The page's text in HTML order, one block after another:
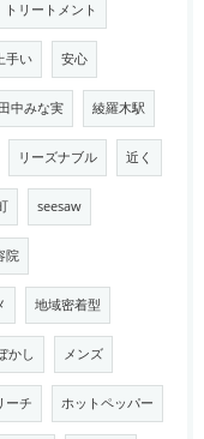
トリートメント
手い 安心
田中みな実 綾羅木駅
リーズナブル 近く
seesaw
院
地域密着型
かし メンズ
ーチ ホットペッパー